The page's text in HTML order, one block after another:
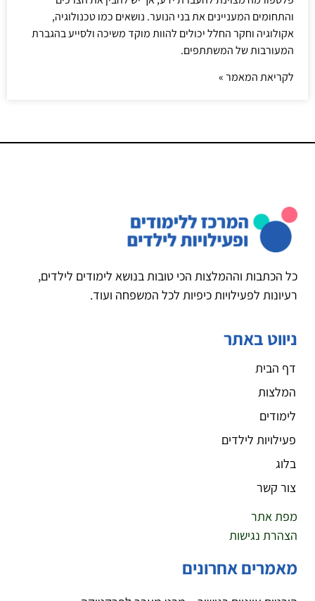
והתחומים המעניינים את בני הנוער. נושאים כמו טכנולוגיה,
אקולוגיה וחקר החלל יכולים להוות מוקד משיכה ולסייע בהגברת
המעורבות של המשתתפים.
לקריאת המאמר »
כל הכתבות וההמלצות הכי טובות בנושא לימודים לילדים,
רעיונות לפעילויות כיפיות לכל המשפחה ועוד.
ניווט באתר
דף הבית
המלצות
לימודים
פעילויות לילדים
בלוג
צור קשר
מפת אתר
הצהרת נגישות
מאמרים אחרונים